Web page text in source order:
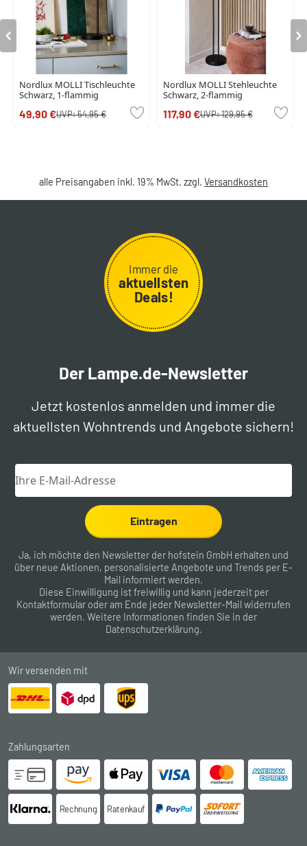
Nordlux MOLLI Tischleuchte
Schwarz, 1-flammig
49,90 €UVP:54,95 €
Nordlux MOLLI Stehleuchte
Schwarz, 2-flammig
117,90 €UVP:129,95 €
alle Preisangaben inkl. 19% MwSt. zzgl. Versandkosten
Immer die
aktuellsten
Deals!
Der Lampe.de-Newsletter
Jetzt kostenlos anmelden und immer die
aktuellsten Wohntrends und Angebote sichern!
Eintragen
Ja, ich möchte den Newsletter der hofstein GmbH erhalten und
über neue Aktionen, personalisierte Angebote und Trends per E-
Mail informiert werden.
Diese Einwilligung ist freiwillig und kann jederzeit per
Kontaktformular oder am Ende jeder Newsletter-Mail widerrufen
werden. Weitere Informationen finden Sie in der
Datenschutzerklärung.
Wir versenden mit
Zahlungsarten
Rechnung Ratenkauf